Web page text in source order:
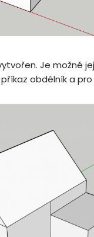
Je možné
obdélník a